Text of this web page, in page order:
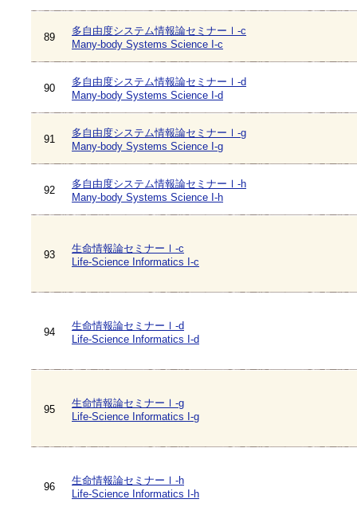
89
多自由度システム情報論セミナーⅠ-c
Many-body Systems Science I-c
90
多自由度システム情報論セミナーⅠ-d
Many-body Systems Science I-d
91
多自由度システム情報論セミナーⅠ-g
Many-body Systems Science I-g
92
多自由度システム情報論セミナーⅠ-h
Many-body Systems Science I-h
93
生命情報論セミナーⅠ-c
Life-Science Informatics I-c
94
生命情報論セミナーⅠ-d
Life-Science Informatics I-d
95
生命情報論セミナーⅠ-g
Life-Science Informatics I-g
96
生命情報論セミナーⅠ-h
Life-Science Informatics I-h